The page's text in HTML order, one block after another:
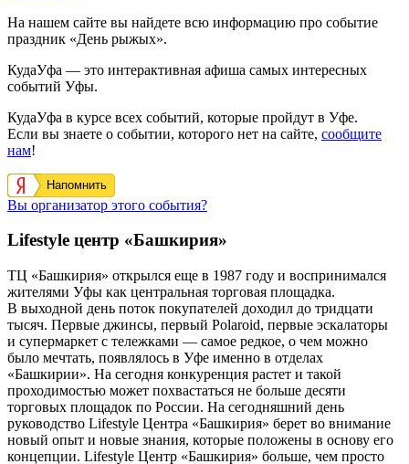
На нашем сайте вы найдете всю информацию про событие
праздник «День рыжых».
КудаУфа — это интерактивная афиша самых интересных
событий Уфы.
КудаУфа в курсе всех событий, которые пройдут в Уфе.
Если вы знаете о событии, которого нет на сайте, сообщите
нам!
Напомнить
Вы организатор этого события?
Lifestyle центр «Башкирия»
ТЦ «Башкирия» открылся еще в 1987 году и воспринимался
жителями Уфы как центральная торговая площадка.
В выходной день поток покупателей доходил до тридцати
тысяч. Первые джинсы, первый Polaroid, первые эскалаторы
и супермаркет с тележками — самое редкое, о чем можно
было мечтать, появлялось в Уфе именно в отделах
«Башкирии». На сегодня конкуренция растет и такой
проходимостью может похвастаться не больше десяти
торговых площадок по России. На сегодняшний день
руководство Lifestyle Центра «Башкирия» берет во внимание
новый опыт и новые знания, которые положены в основу его
концепции. Lifestyle Центр «Башкирия» больше, чем просто